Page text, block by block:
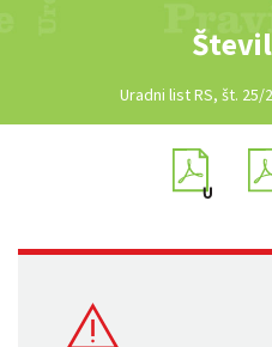
Uradni list RS, št. 25/